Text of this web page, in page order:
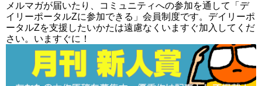
メルマガが届いたり、コミュニティへの参加を通して「デ
イリーポータルZに参加できる」会員制度です。デイリーポ
ータルZを支援したいかたは遠慮なくいますぐ加入してくだ
さい。いますぐに！